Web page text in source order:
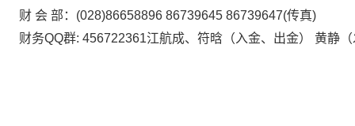
财 会 部：(028)86658896 86739645 86739647(传真)
财务QQ群: 456722361江航成、 符晗 （入金、出金） 黄静